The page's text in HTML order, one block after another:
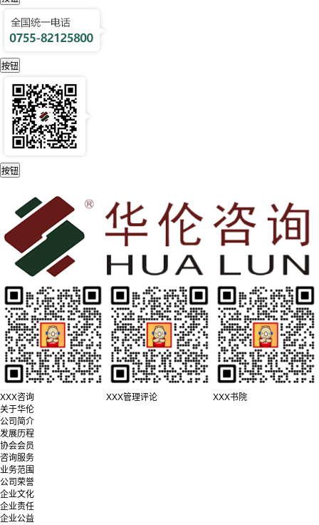
XXX咨询 XXX管理评论
XXX书院
关于华伦
公司简介
发展历程
协会会员
咨询服务
业务范围
公司荣誉
企业文化
企业责任
企业公益